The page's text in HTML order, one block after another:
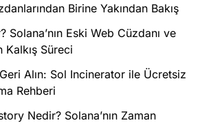
Birine Yakından Bakış
Solana’nın Eski Web Cüzdanı ve
Kalkış Süreci
Geri Alın: Sol Incinerator ile Ücretsiz
Rehberi
Nedir? Solana’nın Zaman